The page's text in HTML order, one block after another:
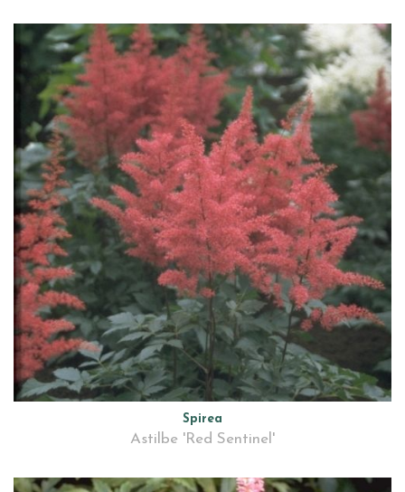
Spirea
Astilbe 'Red Sentinel'